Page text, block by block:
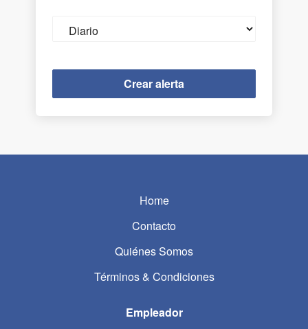
frequency
Home
Contacto
Quiénes Somos
Términos & Condiciones
Empleador